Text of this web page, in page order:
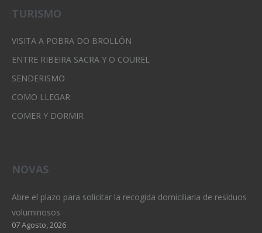
TURISMO
VISITA A POBRA DO BROLLÓN
ENTRE RIBEIRA SACRA Y O COUREL
SENDERISMO
COMO LLEGAR
COMER Y DORMIR
NOVAS
Abre el plazo para solicitar la recogida domiciliaria de residuos
voluminosos
07 Agosto, 2026